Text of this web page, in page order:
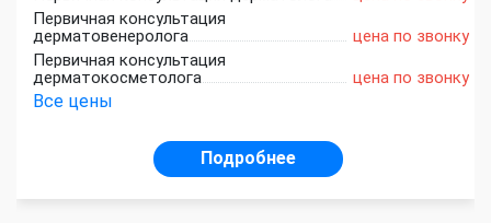
Первичная консультация
дерматовенеролога
цена по звонку
Первичная консультация
дерматокосметолога
цена по звонку
Все цены
Подробнее